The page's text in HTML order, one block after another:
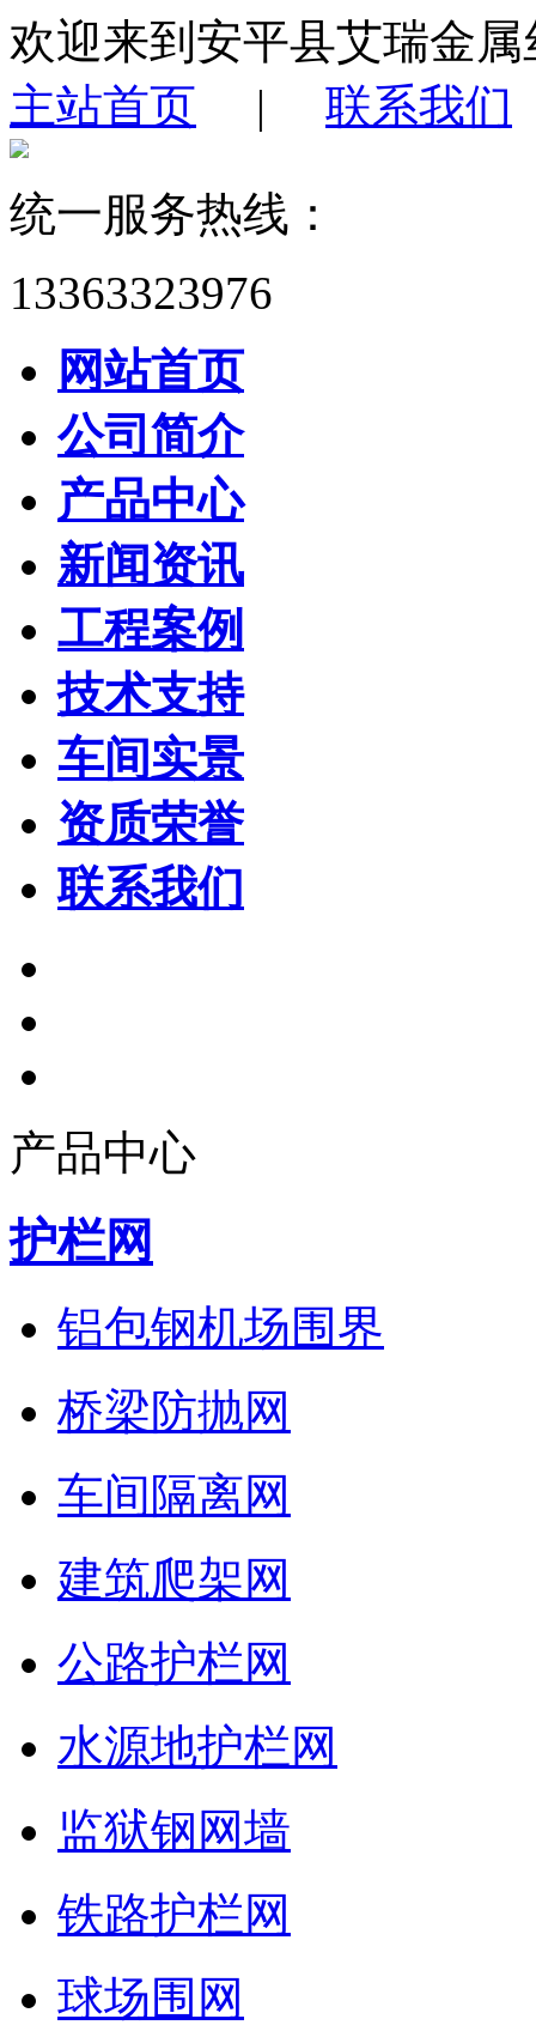
欢迎来到安平县艾瑞金
主站首页 | 联系我们
统一服务热线：
13363323976
网站首页
公司简介
产品中心
新闻资讯
工程案例
技术支持
车间实景
资质荣誉
联系我们
产品中心
护栏网
铝包钢机场围界
桥梁防抛网
车间隔离网
建筑爬架网
公路护栏网
水源地护栏网
监狱钢网墙
铁路护栏网
球场围网